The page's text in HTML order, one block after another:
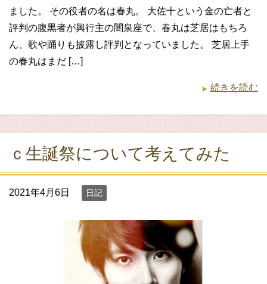
ました。 その役者の名は春丸。 大佐十という金の亡者と
評判の腹黒者が興行主の闇泉座で、春丸は芝居はもちろ
ん、歌や踊りも披露し評判となっていました。 芝居上手
の春丸はまだ […]
続きを読む
ｃ生誕祭について考えてみた
2021年4月6日 日記